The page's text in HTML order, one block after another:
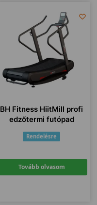
BH Fitness HiitMill profi
edzőtermi futópad
Rendelésre
Tovább olvasom